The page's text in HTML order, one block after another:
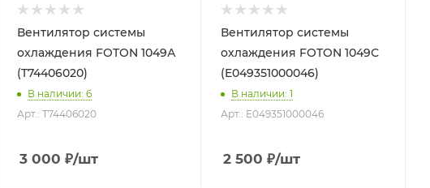
Вентилятор системы
охлаждения FOTON 1049А
(T74406020)
В наличии: 6
Арт.: T74406020
3 000 ₽/шт
Вентилятор системы
охлаждения FOTON 1049С
(E049351000046)
В наличии: 1
Арт.: E049351000046
2 500 ₽/шт